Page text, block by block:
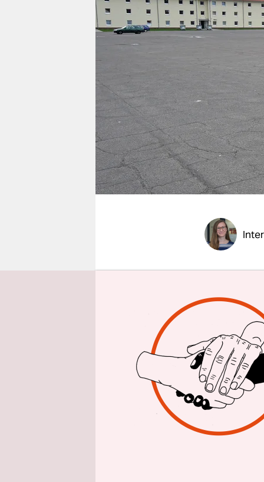
wahrheit
verlag
veranstaltungen
shop
fragen & hilfe
unterstützen
abo
genossenschaft
taz: Herr
geben?
Ulrich
darauf,
ist. Ich
Sie
mache.
Wenn